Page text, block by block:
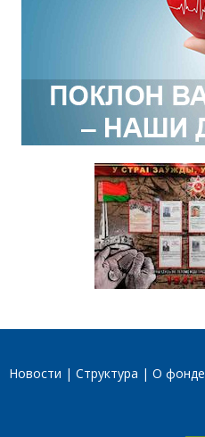
Новости Структура О фонде